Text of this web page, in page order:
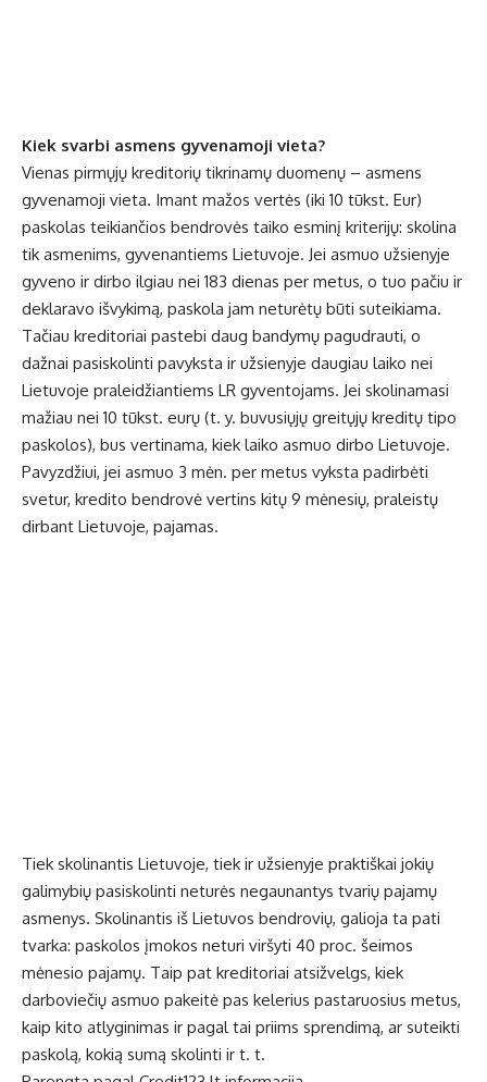
Kiek svarbi asmens gyvenamoji vieta?
Vienas pirmųjų kreditorių tikrinamų duomenų – asmens
gyvenamoji vieta. Imant mažos vertės (iki 10 tūkst. Eur)
paskolas teikiančios bendrovės taiko esminį kriterijų: skolina
tik asmenims, gyvenantiems Lietuvoje. Jei asmuo užsienyje
gyveno ir dirbo ilgiau nei 183 dienas per metus, o tuo pačiu ir
deklaravo išvykimą, paskola jam neturėtų būti suteikiama.
Tačiau kreditoriai pastebi daug bandymų pagudrauti, o
dažnai pasiskolinti pavyksta ir užsienyje daugiau laiko nei
Lietuvoje praleidžiantiems LR gyventojams. Jei skolinamasi
mažiau nei 10 tūkst. eurų (t. y. buvusiųjų greitųjų kreditų tipo
paskolos), bus vertinama, kiek laiko asmuo dirbo Lietuvoje.
Pavyzdžiui, jei asmuo 3 mėn. per metus vyksta padirbėti
svetur, kredito bendrovė vertins kitų 9 mėnesių, praleistų
dirbant Lietuvoje, pajamas.
Tiek skolinantis Lietuvoje, tiek ir užsienyje praktiškai jokių
galimybių pasiskolinti neturės negaunantys tvarių pajamų
asmenys. Skolinantis iš Lietuvos bendrovių, galioja ta pati
tvarka: paskolos įmokos neturi viršyti 40 proc. šeimos
mėnesio pajamų. Taip pat kreditoriai atsižvelgs, kiek
darboviečių asmuo pakeitė pas kelerius pastaruosius metus,
kaip kito atlyginimas ir pagal tai priims sprendimą, ar suteikti
paskolą, kokią sumą skolinti ir t. t.